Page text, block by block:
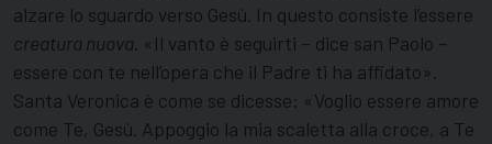
alzare lo sguardo verso Gesù. In questo consiste l’essere
creatura nuova . «Il vanto è seguirti – dice san Paolo –
essere con te nell’opera che il Padre ti ha affidato».
Santa Veronica è come se dicesse: «Voglio essere amore
come Te, Gesù. Appoggio la mia scaletta alla croce, a Te